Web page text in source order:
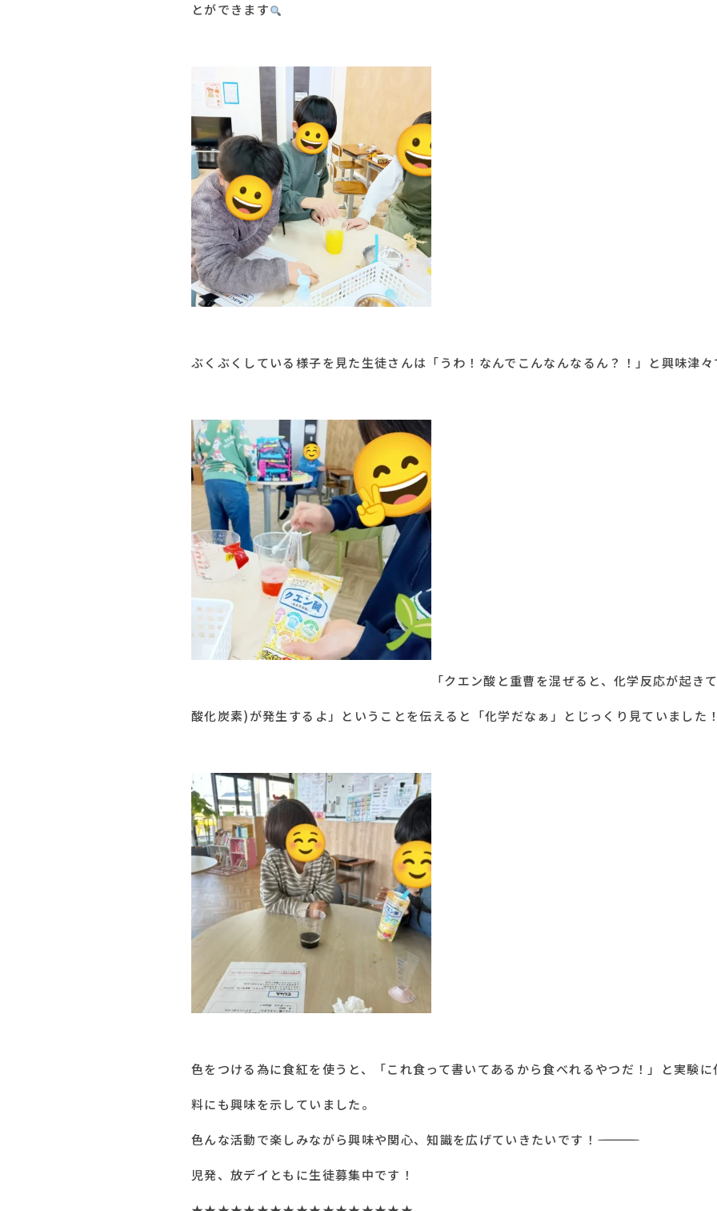
とができます
ぶくぶくしている様子を見た生徒さんは「うわ！なんでこんなんなるん？！」と興味津
「クエン酸と重曹を混ぜると、化学反応が起き
酸化炭素)が発生するよ」ということを伝えると「化学だなぁ」とじっくり見ていました
色をつける為に食紅を使うと、「これ食って書いてあるから食べれるやつだ！」と実験
料にも興味を示していました。
色んな活動で楽しみながら興味や関心、知識を広げていきたいです！――――――――――――――――――――――――――
児発、放デイともに生徒募集中です！